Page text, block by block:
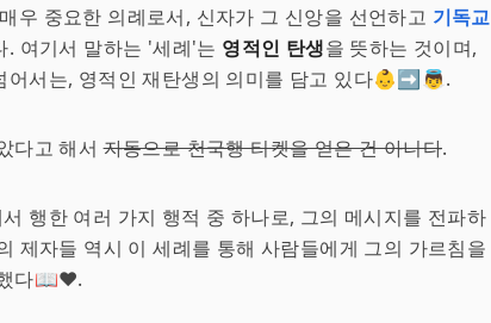
중요한 의례로서, 신자가 그 신앙을 선언하고 기독교
. 여기서 말하는 '세례'는 영적인 탄생을 뜻하는 것이며,
어서는, 영적인 재탄생의 의미를 담고 있다👶➡️👼.
다고 해서자동으로 천국행 티켓을 얻은 건 아니다.
행한 여러 가지 행적 중 하나로, 그의 메시지를 전파하
제자들 역시 이 세례를 통해 사람들에게 그의 가르침을
다📖❤️.